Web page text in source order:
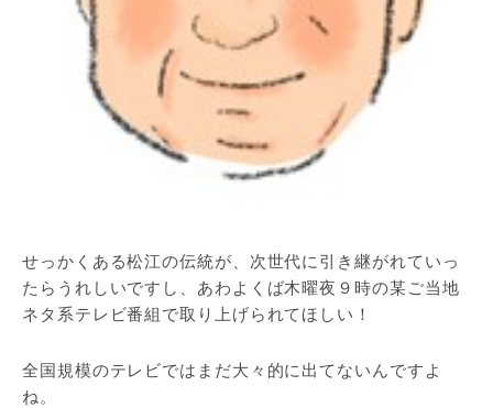
せっかくある松江の伝統が、次世代に引き継がれていっ
たらうれしいですし、あわよくば木曜夜９時の某ご当地
ネタ系テレビ番組で取り上げられてほしい！
全国規模のテレビではまだ大々的に出てないんですよ
ね。